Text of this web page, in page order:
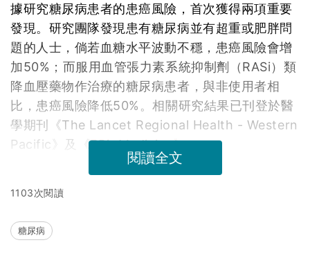
據研究糖尿病患者的患癌風險，首次獲得兩項重要
發現。研究團隊發現患有糖尿病並有超重或肥胖問
題的人士，倘若血糖水平波動不穩，患癌風險會增
加50%；而服用血管張力素系統抑制劑（RASi）類
降血壓藥物作治療的糖尿病患者，與非使用者相
比，患癌風險降低50%。相關研究結果已刊登於醫
學期刊《The Lancet Regional Health - Western
Pacific》及《EBioMedicine》。
閱讀全文
1103次閱讀
糖尿病